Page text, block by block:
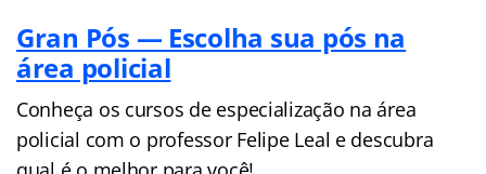
Gran Pós — Escolha sua pós na
área policial
Conheça os cursos de especialização na área
policial com o professor Felipe Leal e descubra